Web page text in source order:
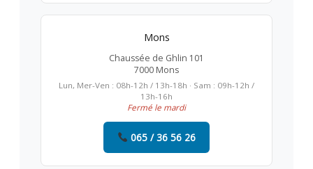
Mons
Chaussée de Ghlin 101
7000 Mons
Lun, Mer-Ven : 08h-12h / 13h-18h · Sam : 09h-12h /
13h-16h
Fermé le mardi
065 / 36 56 26